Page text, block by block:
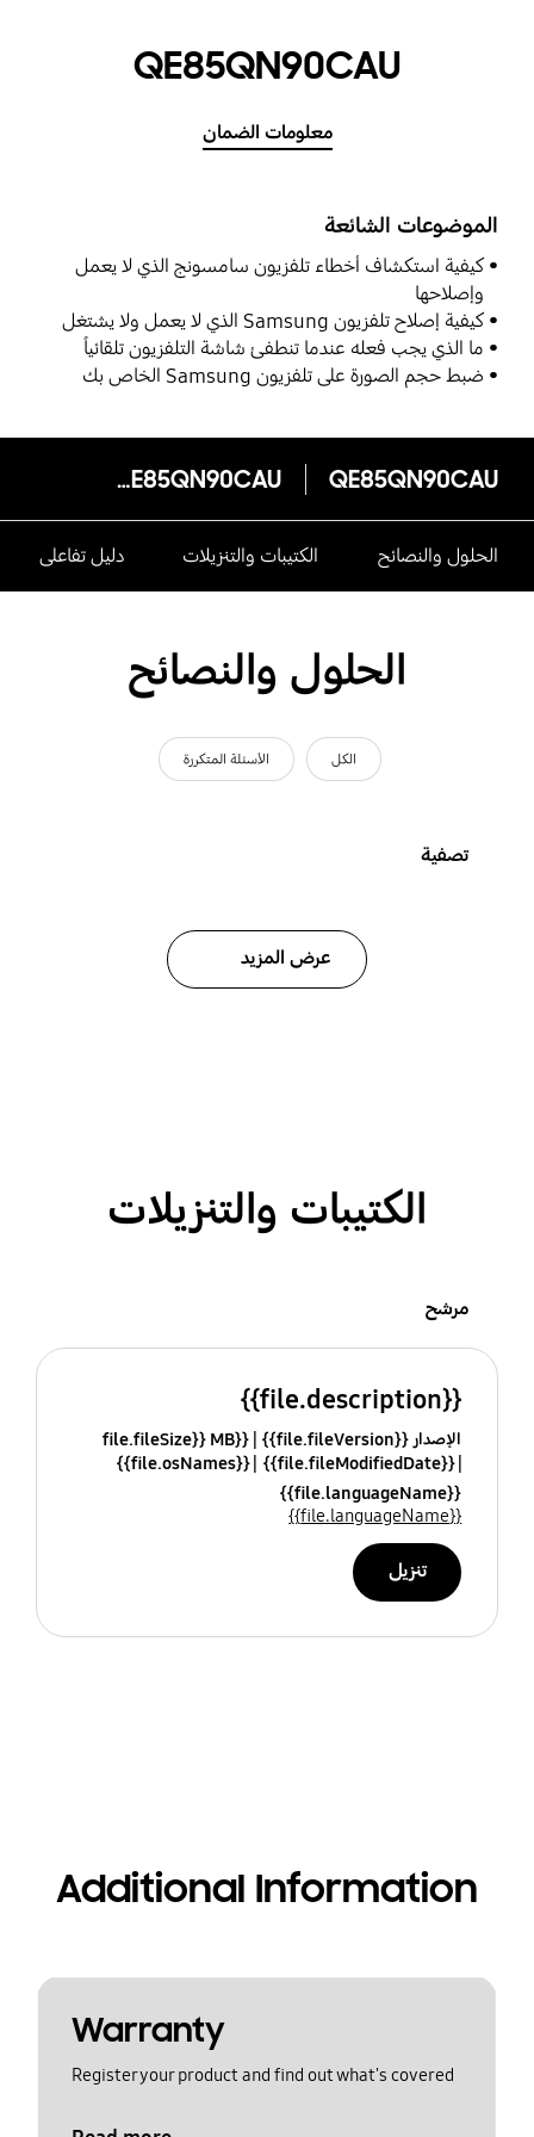
QE85QN90CAU
معلومات الضمان
الموضوعات الشائعة
كيفية استكشاف أخطاء تلفزيون سامسونج الذي لا يعمل
وإصلاحها
كيفية إصلاح تلفزيون Samsung الذي لا يعمل ولا يشتغل
ما الذي يجب فعله عندما تنطفئ شاشة التلفزيون تلقائياً
ضبط حجم الصورة على تلفزيون Samsung الخاص بك
QE85QN90CAU
QE85QN90CAU
الحلول والنصائح الكتيبات والتنزيلات دليل تفاعلى
الحلول والنصائح
الكل الأسئلة المتكررة
تصفية
عرض المزيد
الكتيبات والتنزيلات
مرشح
{{file.description}}
الإصدار {{file.fileVersion}}
{{file.fileSize}} MB
{{file.fileModifiedDate}}
{{file.osNames}}
{{file.languageName}}
{{file.languageName}}
تنزيل
Additional Information
Warranty
Register your product and find out what's covered